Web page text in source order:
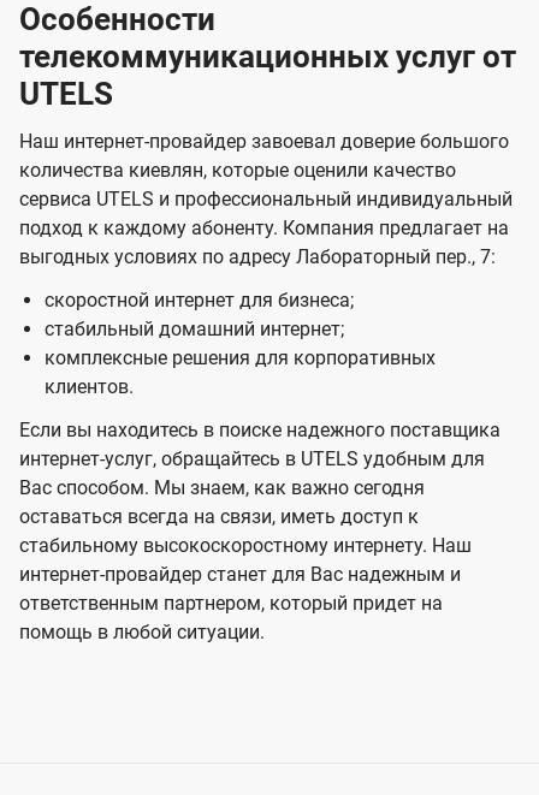
Особенности
телекоммуникационных услуг от
UTELS
Наш интернет-провайдер завоевал доверие большого
количества киевлян, которые оценили качество
сервиса UTELS и профессиональный индивидуальный
подход к каждому абоненту. Компания предлагает на
выгодных условиях по адресу Лабораторный пер., 7:
скоростной интернет для бизнеса;
стабильный домашний интернет;
комплексные решения для корпоративных
клиентов.
Если вы находитесь в поиске надежного поставщика
интернет-услуг, обращайтесь в UTELS удобным для
Вас способом. Мы знаем, как важно сегодня
оставаться всегда на связи, иметь доступ к
стабильному высокоскоростному интернету. Наш
интернет-провайдер станет для Вас надежным и
ответственным партнером, который придет на
помощь в любой ситуации.